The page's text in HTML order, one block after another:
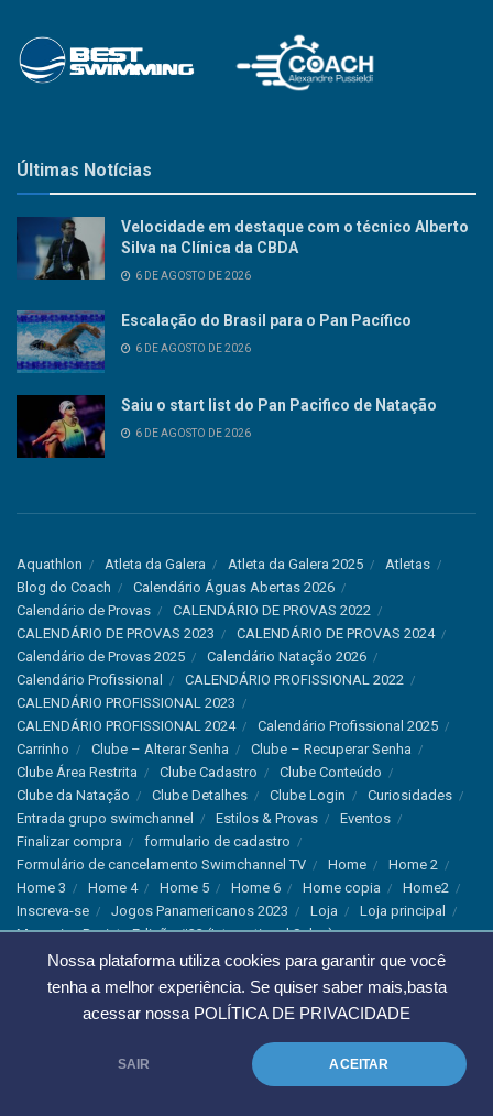
Nossa plataforma utiliza cookies para garantir que você
tenha a melhor experiência. Se quiser saber mais,basta
acessar nossa POLÍTICA DE PRIVACIDADE
SAIR ACEITAR
Últimas Notícias
Velocidade em destaque com o técnico Alberto
Silva na Clínica da CBDA
6 DE AGOSTO DE 2026
Escalação do Brasil para o Pan Pacífico
6 DE AGOSTO DE 2026
Saiu o start list do Pan Pacifico de Natação
6 DE AGOSTO DE 2026
Aquathlon Atleta da Galera Atleta da Galera 2025
Atletas
Blog do Coach
Calendário Águas Abertas 2026
Calendário de Provas
CALENDÁRIO DE PROVAS 2022
CALENDÁRIO DE PROVAS 2023
CALENDÁRIO DE PROVAS 2024
Calendário de Provas 2025
Calendário Natação 2026
Calendário Profissional
CALENDÁRIO PROFISSIONAL 2022
CALENDÁRIO PROFISSIONAL 2023
CALENDÁRIO PROFISSIONAL 2024
Calendário Profissional 2025
Carrinho
Clube – Alterar Senha
Clube – Recuperar Senha
Clube Área Restrita
Clube Cadastro
Clube Conteúdo
Clube da Natação
Clube Detalhes Clube Login
Curiosidades
Entrada grupo swimchannel
Estilos & Provas
Eventos
Finalizar compra
formulario de cadastro
Formulário de cancelamento Swimchannel TV
Home
Home 2
Home 3
Home 4 Home 5 Home 6 Home copia
Home2
Inscreva-se
Jogos Panamericanos 2023 Loja
Loja principal
Magazine Revista Edição #33 (International Sales)
Magazine Swimchannel (International Sale)
Marcas
Minha conta
Newsletter Notícias
Notícias Instagram
Política de Cancelamento
Saúde
Thank You
Troca e Devolução